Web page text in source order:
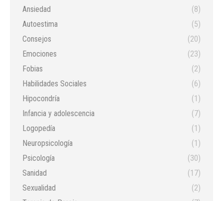
Ansiedad
(8)
Autoestima
(5)
Consejos
(20)
Emociones
(23)
Fobias
(2)
Habilidades Sociales
(6)
Hipocondría
(1)
Infancia y adolescencia
(7)
Logopedía
(1)
Neuropsicología
(1)
Psicología
(30)
Sanidad
(17)
Sexualidad
(2)